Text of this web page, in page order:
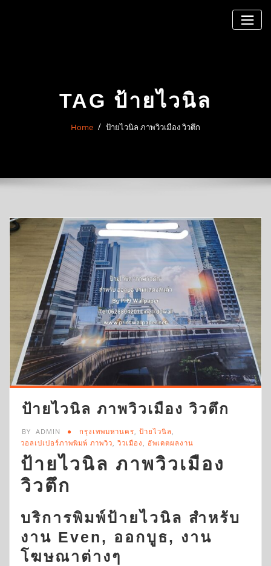
TAG ป้ายไวนิล
Home ป้ายไวนิล ภาพวิวเมือง วิวตึก
ป้ายไวนิล ภาพวิวเมือง วิวตึก
BY ADMIN กรุงเทพมหานคร, ป้ายไวนิล ,
วอลเปเปอร์ภาพพิมพ์ ภาพวิว, วิวเมือง , อัพเดตผลงาน
ป้ายไวนิล ภาพวิวเมือง
วิวตึก
บริการพิมพ์ป้ายไวนิล สำหรับ
งาน Even, ออกบูธ, งาน
โฆษณาต่างๆ